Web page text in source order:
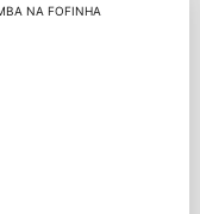
NA FOFINHA